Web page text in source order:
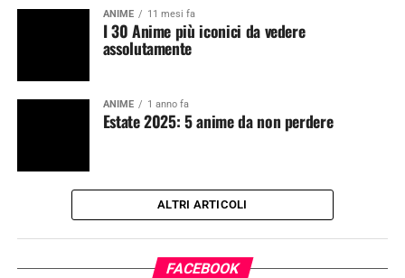
ANIME 11 mesi fa
I 30 Anime più iconici da vedere
assolutamente
ANIME 1 anno fa
Estate 2025: 5 anime da non perdere
ALTRI ARTICOLI
FACEBOOK